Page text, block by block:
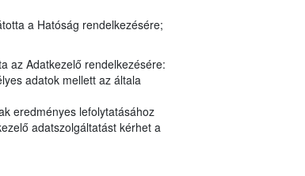
a Hatóság rendelkezésére;
az Adatkezelő rendelkezésére:
adatok mellett az általa
eredményes lefolytatásához
adatszolgáltatást kérhet a